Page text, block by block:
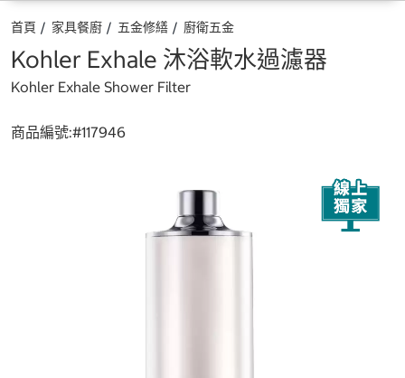
首頁 家具餐廚 五金修繕 廚衛五金
Kohler Exhale 沐浴軟水過濾器
Kohler Exhale Shower Filter
商品編號:#117946